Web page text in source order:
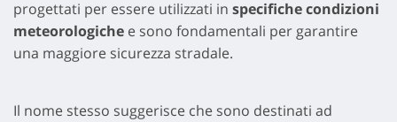
progettati per essere utilizzati in specifiche condizioni
meteorologiche e sono fondamentali per garantire
una maggiore sicurezza stradale.
Il nome stesso suggerisce che sono destinati ad